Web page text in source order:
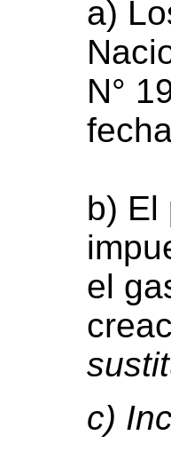
a)
N°
b) El
el
c)